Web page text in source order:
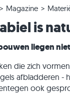
Beige
Grijze
Beige
Grijze
Gneis
Marmer
Travertin
Magazine
is
liegen
die zich
afbladderen -
ook